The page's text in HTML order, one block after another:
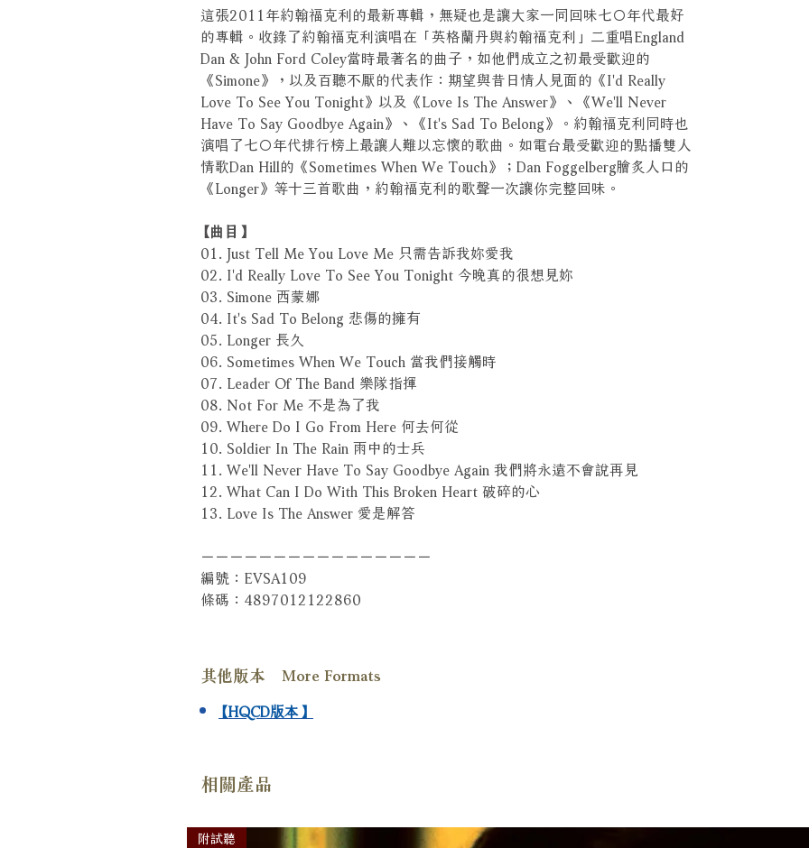
這張2011年約翰福克利的最新專輯，無疑也是讓大家一同回味七○年代最好
的專輯。收錄了約翰福克利演唱在「英格蘭丹與約翰福克利」二重唱England
Dan & John Ford Coley當時最著名的曲子，如他們成立之初最受歡迎的
《Simone》，以及百聽不厭的代表作：期望與昔日情人見面的《I'd Really
Love To See You Tonight》以及《Love Is The Answer》、《We'll Never
Have To Say Goodbye Again》、《It's Sad To Belong》。約翰福克利同時也
演唱了七○年代排行榜上最讓人難以忘懷的歌曲。如電台最受歡迎的點播雙人
情歌Dan Hill的《Sometimes When We Touch》；Dan Foggelberg膾炙人口的
《Longer》等十三首歌曲，約翰福克利的歌聲一次讓你完整回味。
【曲目】
01. Just Tell Me You Love Me 只需告訴我妳愛我
02. I'd Really Love To See You Tonight 今晚真的很想見妳
03. Simone 西蒙娜
04. It's Sad To Belong 悲傷的擁有
05. Longer 長久
06. Sometimes When We Touch 當我們接觸時
07. Leader Of The Band 樂隊指揮
08. Not For Me 不是為了我
09. Where Do I Go From Here 何去何從
10. Soldier In The Rain 雨中的士兵
11. We'll Never Have To Say Goodbye Again 我們將永遠不會說再見
12. What Can I Do With This Broken Heart 破碎的心
13. Love Is The Answer 愛是解答
－－－－－－－－－－－－－－－－
編號：EVSA109
條碼：4897012122860
其他版本 More Formats
【HQCD版本】
相關產品
附試聽